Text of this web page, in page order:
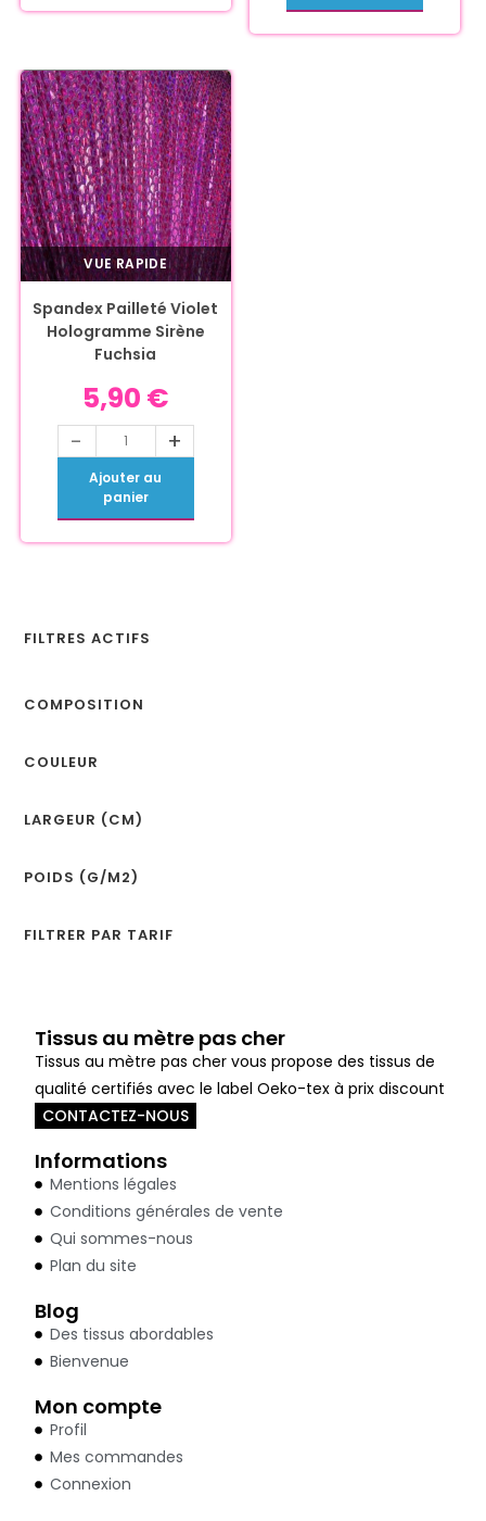
VUE RAPIDE
Spandex Pailleté Violet
Hologramme Sirène
Fuchsia
5,90 €
- +
Ajouter au
panier
FILTRES ACTIFS
COMPOSITION
COULEUR
LARGEUR (CM)
POIDS (G/M2)
FILTRER PAR TARIF
Tissus au mètre pas cher
Tissus au mètre pas cher vous propose des tissus de
qualité certifiés avec le label Oeko-tex à prix discount
CONTACTEZ-NOUS
Informations
Mentions légales
Conditions générales de vente
Qui sommes-nous
Plan du site
Blog
Des tissus abordables
Bienvenue
Mon compte
Profil
Mes commandes
Connexion